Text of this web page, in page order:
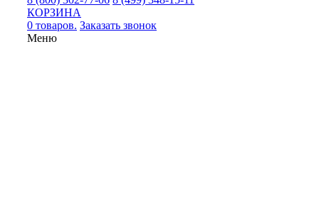
КОРЗИНА
0 товаров. Заказать звонок
Меню